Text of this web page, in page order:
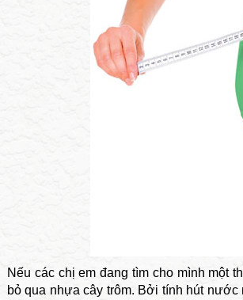
Nếu các chị em đang tìm cho mình một
bỏ qua nhựa cây trôm. Bởi tính hút